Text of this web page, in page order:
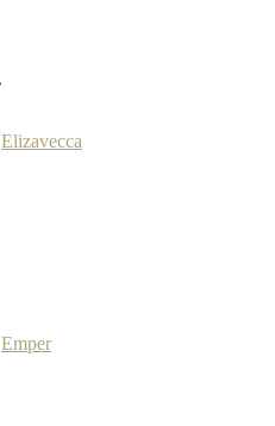
Elizavecca
Emper